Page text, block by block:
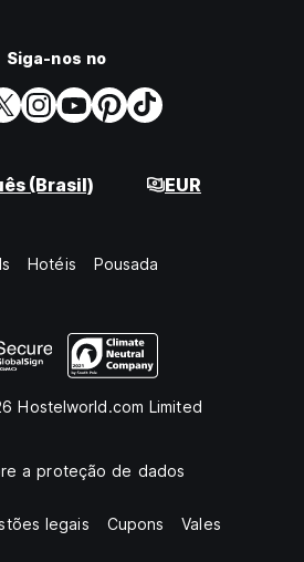
Siga-nos no
(Brasil) EUR
Hotéis Pousada
Hostelworld.com Limited
a proteção de dados
legais Cupons Vales